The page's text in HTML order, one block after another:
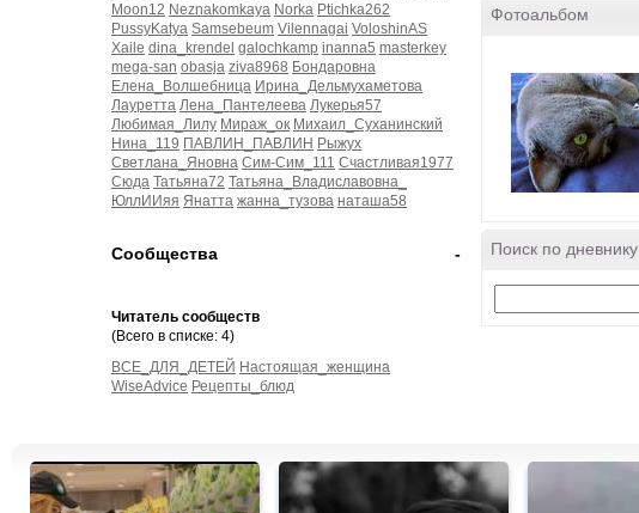
Moon12 Neznakomkaya Norka Ptichka262
PussyKatya Samsebeum Vilennagai VoloshinAS
Xaile dina_krendel galochkamp inanna5 masterkey
mega-san obasja ziva8968 Бондаровна
Елена_Волшебница Ирина_Дельмухаметова
Лауретта Лена_Пантелеева Лукерья57
Любимая_Лилу Мираж_ок Михаил_Суханинский
Нина_119 ПАВЛИН_ПАВЛИН Рыжух
Светлана_Яновна Сим-Сим_111 Счастливая1977
Сюда Татьяна72 Татьяна_Владиславовна_
ЮллИИяя Янатта жанна_тузова наташа58
-
Сообщества
Читатель сообществ
(Всего в списке: 4)
ВСЕ_ДЛЯ_ДЕТЕЙ Настоящая_женщина
WiseAdvice Рецепты_блюд
Фотоальбом
Поиск по дневнику